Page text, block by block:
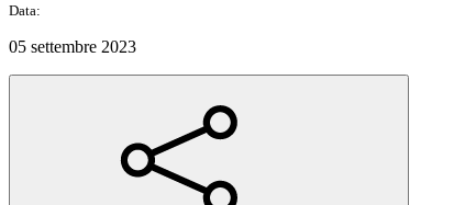
Data:
05 settembre 2023